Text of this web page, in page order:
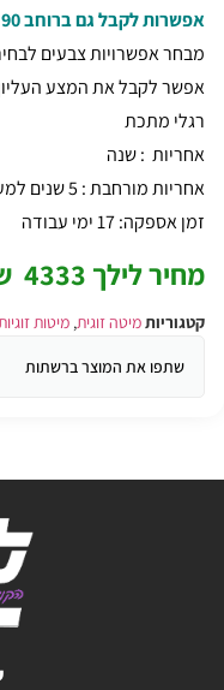
אפשרות לקבל גם ברוחב 90 או 100 או 120
מבחר אפשרויות צבעים
אפשר לקבל את המצע העליון
רגלי מתכת
אחריות : שנה
אחריות מורחבת : 5 שנים למערכת הקפיצים
זמן אספקה: 17 ימי עבודה
מחיר לילך 4333 ש"ח
קטגוריותמיטה זוגית, מיטות
שתפו את המוצר ברשתות